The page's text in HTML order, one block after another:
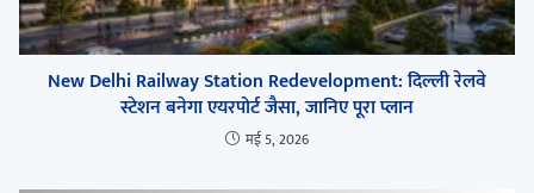
New Delhi Railway Station Redevelopment: दिल्ली रेलवे
स्टेशन बनेगा एयरपोर्ट जैसा, जानिए पूरा प्लान
मई 5, 2026